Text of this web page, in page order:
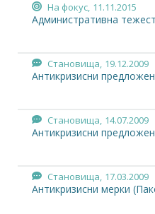
На фокус, 11.11.2015
Административна тежест
Становища, 19.12.2009
Антикризисни
Становища, 14.07.2009
Антикризисни
Становища, 17.03.2009
Антикризисни мерки